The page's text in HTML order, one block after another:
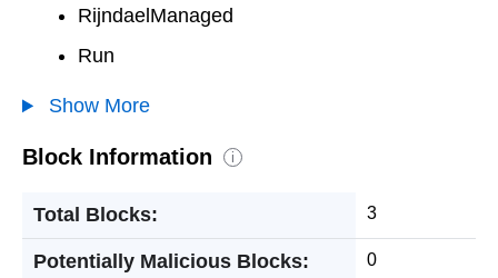
RijndaelManaged
Run
Show More
Block Information i
Total Blocks: 3
Potentially Malicious Blocks: 0